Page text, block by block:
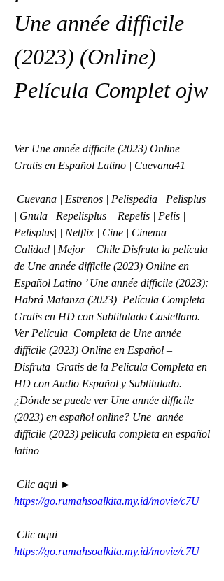
Une année difficile
(2023) (Online)
Película Complet ojw
Ver Une année difficile (2023) Online
Gratis en Español Latino | Cuevana41
| Gnula | Repelisplus |  Repelis | Pelis |
Pelisplus| | Netflix | Cine | Cinema |
Calidad | Mejor  | Chile Disfruta la película
de Une année difficile (2023) Online en
Español Latino ’ Une année difficile (2023):
Habrá Matanza (2023)  Película Completa
Gratis en HD con Subtitulado Castellano.
Ver Película  Completa de Une année
difficile (2023) Online en Español –
Disfruta  Gratis de la Pelicula Completa en
HD con Audio Español y Subtitulado.
¿Dónde se puede ver Une année difficile
(2023) en español online? Une  année
difficile (2023) pelicula completa en español
latino
https://go.rumahsoalkita.my.id/movie/c7U
https://go.rumahsoalkita.my.id/movie/c7U